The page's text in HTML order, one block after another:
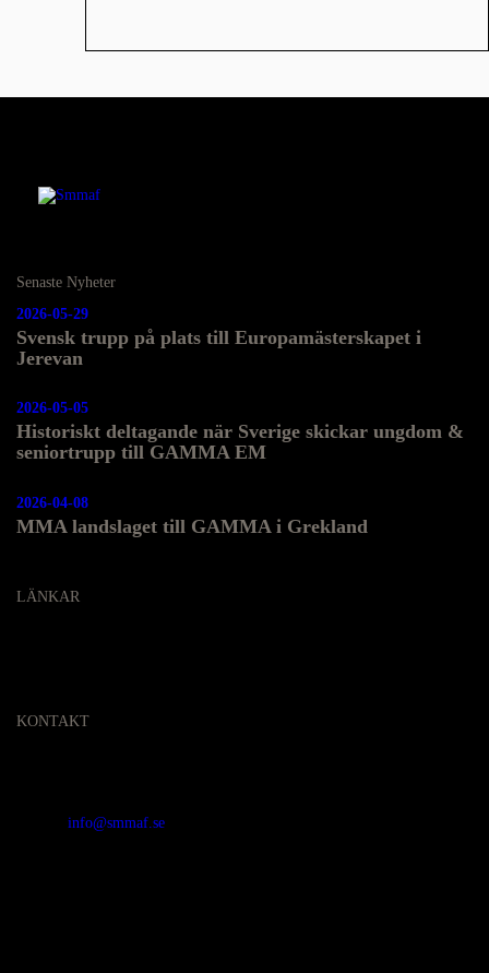
Senaste Nyheter
Svensk trupp på plats till Europamästerskapet i
Jerevan
2026-05-29
Historiskt deltagande när Sverige skickar ungdom &
seniortrupp till GAMMA EM
2026-05-05
MMA landslaget till GAMMA i Grekland
2026-04-08
LÄNKAR
KONTAKT
info@smmaf.se